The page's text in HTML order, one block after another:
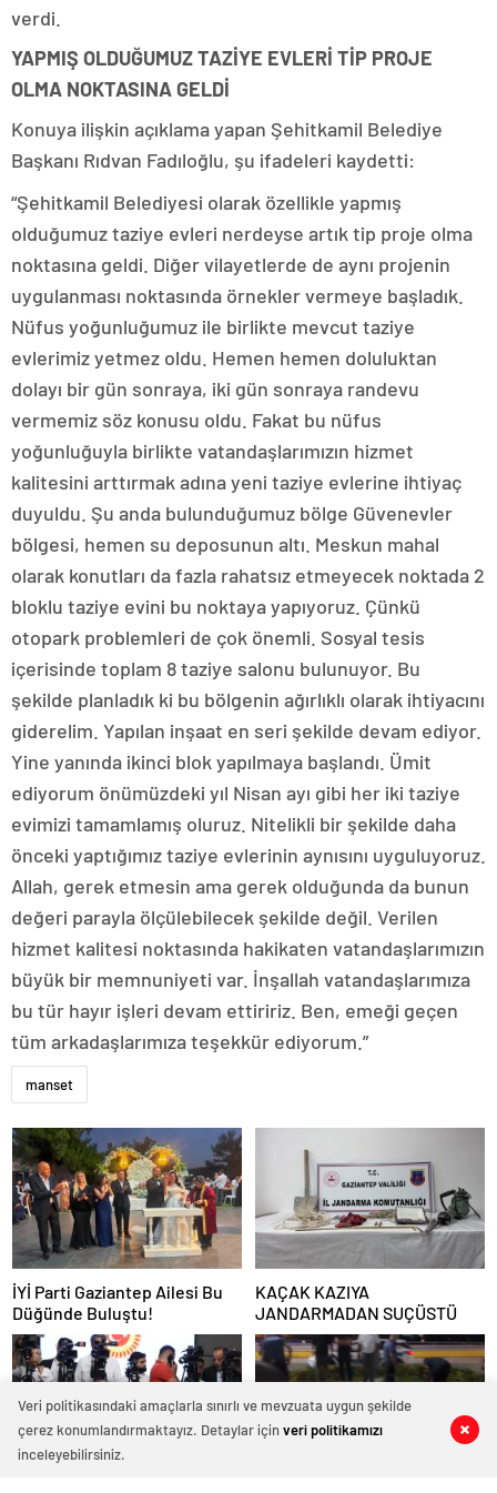
0 0
0 0
verdi.
YAPMIŞ OLDUĞUMUZ TAZİYE EVLERİ TİP PROJE
OLMA NOKTASINA GELDİ
Konuya ilişkin açıklama yapan Şehitkamil Belediye
Başkanı Rıdvan Fadıloğlu, şu ifadeleri kaydetti:
“Şehitkamil Belediyesi olarak özellikle yapmış
olduğumuz taziye evleri nerdeyse artık tip proje olma
noktasına geldi. Diğer vilayetlerde de aynı projenin
uygulanması noktasında örnekler vermeye başladık.
Nüfus yoğunluğumuz ile birlikte mevcut taziye
evlerimiz yetmez oldu. Hemen hemen doluluktan
dolayı bir gün sonraya, iki gün sonraya randevu
vermemiz söz konusu oldu. Fakat bu nüfus
yoğunluğuyla birlikte vatandaşlarımızın hizmet
kalitesini arttırmak adına yeni taziye evlerine ihtiyaç
duyuldu. Şu anda bulunduğumuz bölge Güvenevler
bölgesi, hemen su deposunun altı. Meskun mahal
olarak konutları da fazla rahatsız etmeyecek noktada 2
bloklu taziye evini bu noktaya yapıyoruz. Çünkü
otopark problemleri de çok önemli. Sosyal tesis
içerisinde toplam 8 taziye salonu bulunuyor. Bu
şekilde planladık ki bu bölgenin ağırlıklı olarak ihtiyacını
giderelim. Yapılan inşaat en seri şekilde devam ediyor.
Yine yanında ikinci blok yapılmaya başlandı. Ümit
ediyorum önümüzdeki yıl Nisan ayı gibi her iki taziye
evimizi tamamlamış oluruz. Nitelikli bir şekilde daha
önceki yaptığımız taziye evlerinin aynısını uyguluyoruz.
Allah, gerek etmesin ama gerek olduğunda da bunun
değeri parayla ölçülebilecek şekilde değil. Verilen
hizmet kalitesi noktasında hakikaten vatandaşlarımızın
büyük bir memnuniyeti var. İnşallah vatandaşlarımıza
bu tür hayır işleri devam ettiririz. Ben, emeği geçen
tüm arkadaşlarımıza teşekkür ediyorum.”
manset
İYİ Parti Gaziantep Ailesi Bu
Düğünde Buluştu!
KAÇAK KAZIYA
JANDARMADAN SUÇÜSTÜ
Veri politikasındaki amaçlarla sınırlı ve mevzuata uygun şekilde
çerez konumlandırmaktayız. Detaylar içinveri politikamızı
inceleyebilirsiniz.